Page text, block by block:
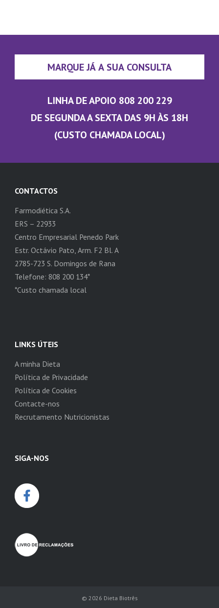
MARQUE JÁ A SUA CONSULTA
LINHA DE APOIO 808 200 229
DE SEGUNDA A SEXTA DAS 9H ÀS 18H
(CUSTO CHAMADA LOCAL)
CONTACTOS
Farmodiética S.A.
ERS – 22933
Centro Empresarial Penedo Park
Estr. Octávio Pato, Arm. F2 Bl. A
2785-723 S. Domingos de Rana
Telefone: 808 200 134*
*Custo chamada local
LINKS ÚTEIS
A minha Dieta
Política de Privacidade
Política de Cookies
Contacte-nos
Recrutamento Nutricionistas
SIGA-NOS
© 2026 Dieta Biotrês